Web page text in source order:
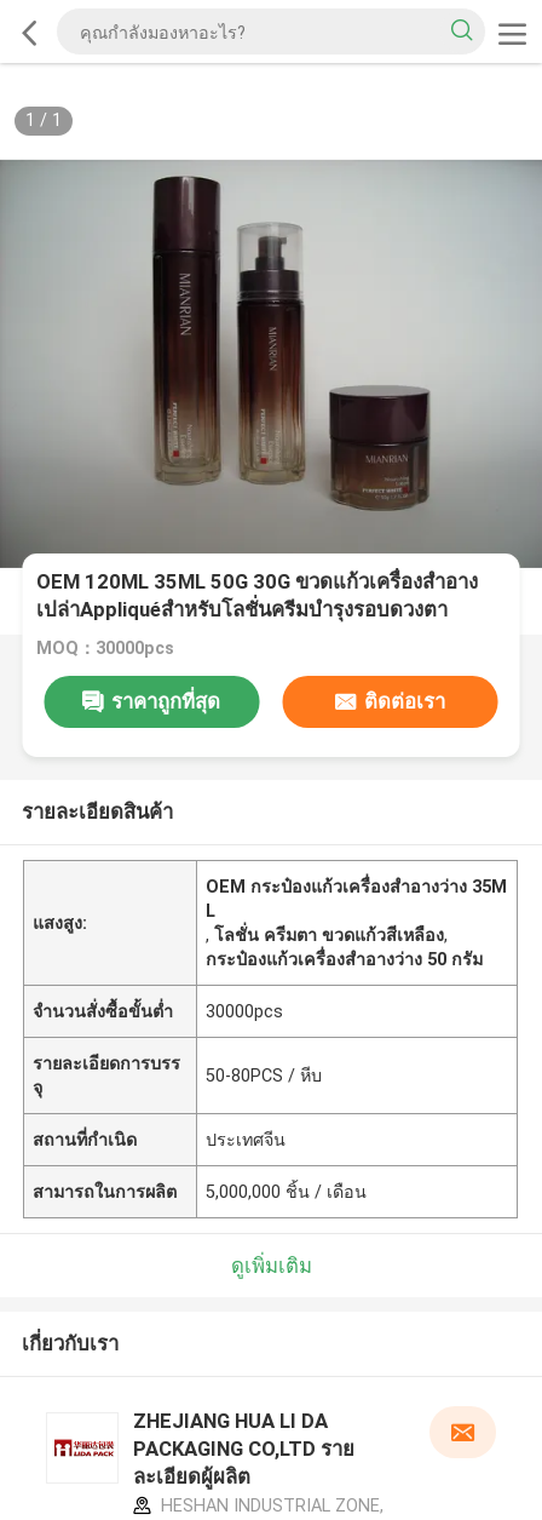
1 / 1
OEM 120ML 35ML 50G 30G ขวดแก้วเครื่องสำอาง
เปล่าAppliquéสำหรับโลชั่นครีมบำรุงรอบดวงตา
MOQ：30000pcs
ราคาถูกที่สุด ติดต่อเรา
รายละเอียดสินค้า
แสงสูง:
OEM กระป๋องแก้วเครื่องสําอางว่าง 35M
L
,โลชั่น ครีมตา ขวดแก้วสีเหลือง,
กระป๋องแก้วเครื่องสําอางว่าง 50 กรัม
จำนวนสั่งซื้อขั้นต่ำ 30000pcs
รายละเอียดการบรร
จุ
50-80PCS / หีบ
สถานที่กำเนิด ประเทศจีน
สามารถในการผลิต 5,000,000 ชิ้น / เดือน
ดูเพิ่มเติม
เกี่ยวกับเรา
ZHEJIANG HUA LI DA
PACKAGING CO,LTD ราย
ละเอียดผู้ผลิต
HESHAN INDUSTRIAL ZONE,